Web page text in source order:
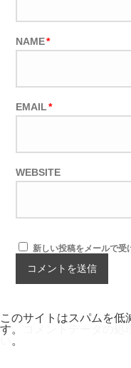
NAME*
EMAIL *
WEBSITE
新しい投稿をメールで受
このサイトはスパムを低
す。
。